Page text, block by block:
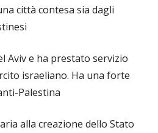
città contesa sia dagli
Aviv e ha prestato servizio
israeliano. Ha una forte
Palestina
alla creazione dello Stato